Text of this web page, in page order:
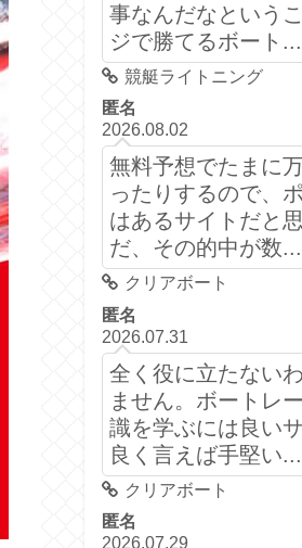
事なんだなという
ジで勝てるボート...
競艇ライトニング
匿名
2026.08.02
無料予想でたまに
ったりするので、
はあるサイトだと
だ、その的中が数...
クリアボート
匿名
2026.07.31
全く役に立たない
ません。ボートレ
識を学ぶには良い
良く言えば手堅い...
クリアボート
匿名
2026.07.29